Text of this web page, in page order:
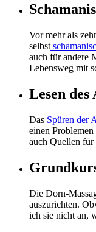
Vor mehr als
selbst
auch für andere
Lebensweg mit
Lesen des
Das Spüren der
einen
auch Quellen für
Die Dorn-
auszurichten.
ich sie nicht an,